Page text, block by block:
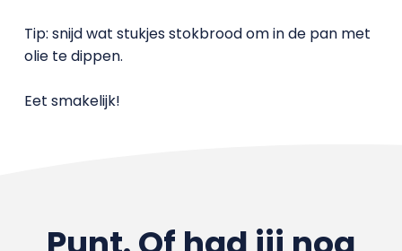
Tip: snijd wat stukjes stokbrood om in de pan met
olie te dippen.
Eet smakelijk!